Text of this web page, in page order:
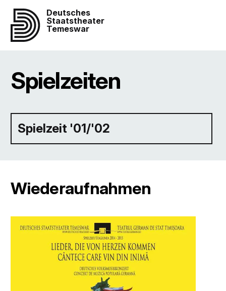
Deutsches
Staatstheater
Temeswar
Spielzeiten
Spielzeit '01/'02
Wiederaufnahmen